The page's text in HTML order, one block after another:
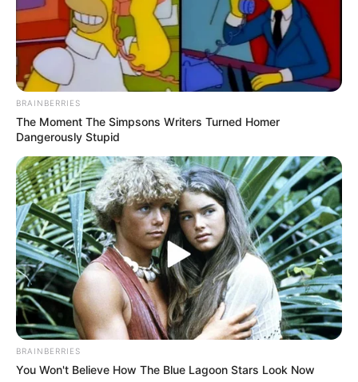
Altstadt mit Fachwerkhäusern, engen Gassen, Burg
und Museum. Informationen unterwww.kempen.de
Eingetragen von dierie.
Schloss Heltorf - Die prunkvolle Anlage im
Düsseldorfer Stadtteil Angermund gehört zu den
größten und schönsten Schlössern der Region. Ein
54 ha großer Park mit Schlossweiher, exotischen
Gehölzen und uralten Rhododendronbeständen
umgibt das Objekt. Leider kann allerdings nur der
Park in den Sommermonaten besichtigt werden.
Informationen unterde.wikipedia.org/wiki/Schloss H
eltorf.
Kloster Knechtsteden - Eine ehemalige
Prämonstratenserabtei aus dem frühen 12.
Jahrhundert in Dormagen-Delhoven mit imposantem
Torhaus und Klosterbasilika. Informationen unterde.
wikipedia.org/wiki/Kloster Knechtsteden.
Burg Brüggen - Eine Wasserburg in der Gemeinde
BRAINBERRIES
The Moment The Simpsons Writers Turned Homer
Dangerously Stupid
BRAINBERRIES
You Won't Believe How The Blue Lagoon Stars Look Now